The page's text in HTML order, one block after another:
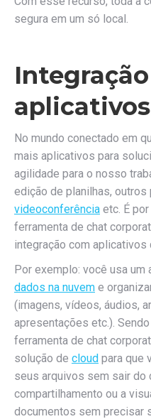
segura em um só local.
aplicativos
No mundo conectado em
mais aplicativos para
agilidade para o nosso
edição de planilhas,
videoconferência etc. É
ferramenta de chat
integração com aplicativos
Por exemplo: você usa um
dados na nuvem e
(imagens, vídeos, áudios,
apresentações etc.).
ferramenta de chat
solução de cloud para que
seus arquivos sem sair do
compartilhamento ou a
documentos sem precisar